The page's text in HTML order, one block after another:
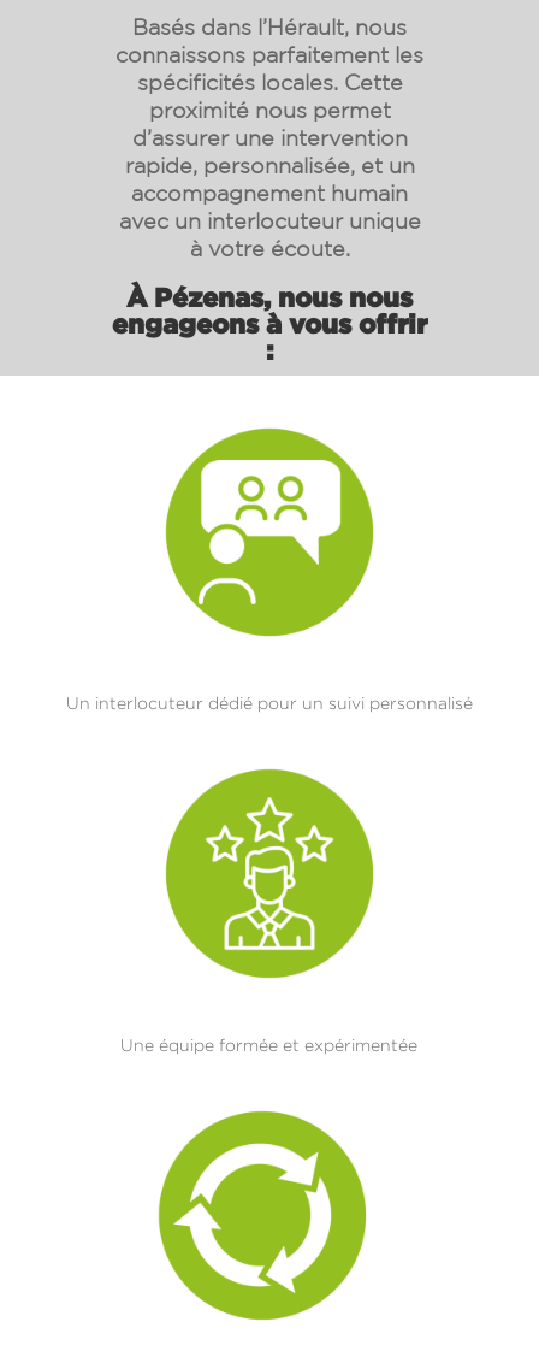
Basés dans l’Hérault, nous
connaissons parfaitement les
spécificités locales. Cette
proximité nous permet
d’assurer une intervention
rapide, personnalisée, et un
accompagnement humain
avec un interlocuteur unique
à votre écoute.
À Pézenas, nous nous
engageons à vous offrir
:
Un interlocuteur dédié pour un suivi personnalisé
Une équipe formée et expérimentée